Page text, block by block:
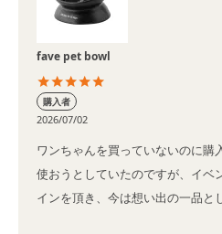
fave pet bowl
購入者
2026/07/02
ワンちゃんを買っていないのに購
使おうとしていたのですが、イベ
インを頂き、今は想い出の一品と